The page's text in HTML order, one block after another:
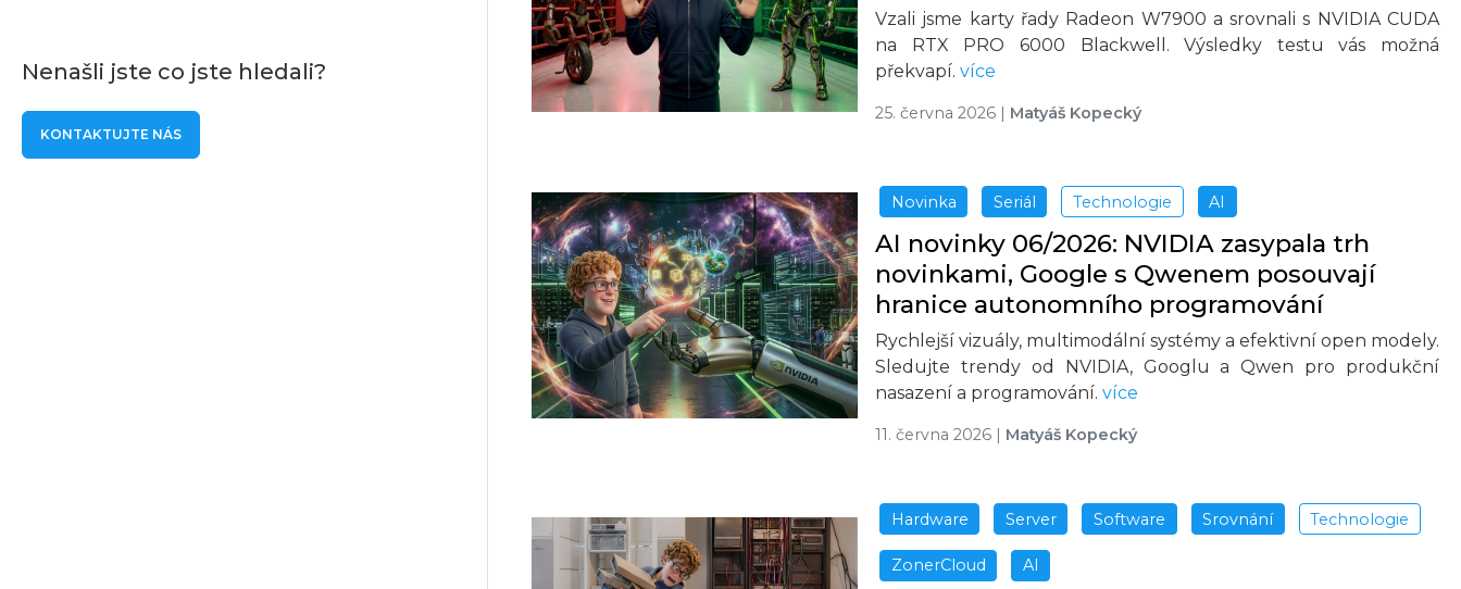
Nenašli jste co jste hledali?
KONTAKTUJTE NÁS
Vzali jsme karty řady Radeon W7900 a srovnali s NVIDIA CUDA
na RTX PRO 6000 Blackwell. Výsledky testu vás možná
překvapí. více
25. června 2026 | Matyáš Kopecký
Novinka Seriál Technologie AI
AI novinky 06/2026: NVIDIA zasypala trh
novinkami, Google s Qwenem posouvají
hranice autonomního programování
Rychlejší vizuály, multimodální systémy a efektivní open modely.
Sledujte trendy od NVIDIA, Googlu a Qwen pro produkční
nasazení a programování. více
11. června 2026 | Matyáš Kopecký
Hardware Server Software Srovnání Technologie
ZonerCloud AI